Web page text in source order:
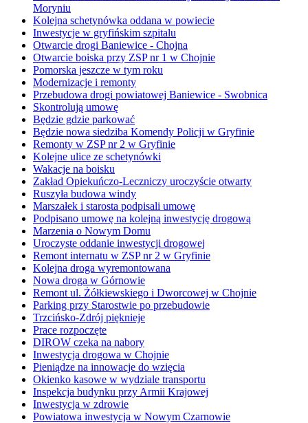
Moryniu
Kolejna schetynówka oddana w powiecie
Inwestycje w gryfińskim szpitalu
Otwarcie drogi Baniewice - Chojna
Otwarcie boiska przy ZSP nr 1 w Chojnie
Pomorska jeszcze w tym roku
Modernizacje i remonty
Przebudowa drogi powiatowej Baniewice - Swobnica
Skontrolują umowę
Będzie gdzie parkować
Będzie nowa siedziba Komendy Policji w Gryfinie
Remonty w ZSP nr 2 w Gryfinie
Kolejne ulice ze schetynówki
Wakacje na boisku
Zakład Opiekuńczo-Leczniczy uroczyście otwarty
Ruszyła budowa windy
Marszałek i starosta podpisali umowę
Podpisano umowę na kolejną inwestycję drogową
Marzenia o Nowym Domu
Uroczyste oddanie inwestycji drogowej
Remont internatu w ZSP nr 2 w Gryfinie
Kolejna droga wyremontowana
Nowa droga w Górnowie
Remont ul. Żółkiewskiego i Dworcowej w Chojnie
Parking przy Starostwie po przebudowie
Trzcińsko-Zdrój pięknieje
Prace rozpoczęte
DIROW czeka na nabory
Inwestycja drogowa w Chojnie
Pieniądze na innowacje do wzięcia
Okienko kasowe w wydziale transportu
Inspekcja budynku przy Armii Krajowej
Inwestycja w zdrowie
Powiatowa inwestycja w Nowym Czarnowie